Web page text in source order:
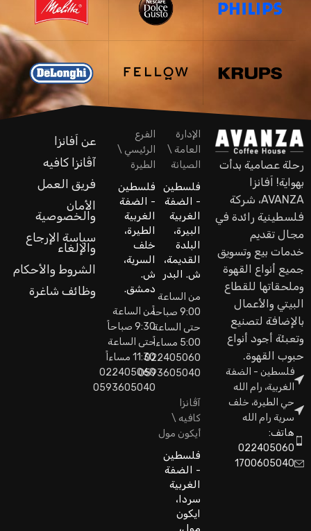
رحلة عصامية بدأت
بهواية! اَفانزا
AVANZA، شركة
فلسطينية رائدة في
مجال تقديم
خدمات بيع وتسويق
جميع أنواع القهوة
وملحقاتها للقطاع
البيتي والأعمال
بالإضافة لتصنيع
وتعبئة أجود أنواع
حبوب القهوة.
فلسطين - الضفة
الغربية، رام الله
حي الطيرة، خلف
سرية رام الله
هاتف:
022405060
1700605040
الإدارة
العامة \
الصيانة
فلسطين
- الضفة
الغربية
البيرة،
البلدة
القديمة،
ش. البدر
من الساعة
9:00 صباحاً
حتى الساعة
5:00 مساءاً
022405060
0593605040
الفرع
الرئيسي \
الطيرة
فلسطين
- الضفة
الغربية
الطيرة،
خلف
السرية،
ش.
دمشق.
من الساعة
9:30 صباحاً
حتى الساعة
11:30 مساءاً
022405060
0593605040
آڤانزا
كافيه \
أيكون مول
فلسطين
- الضفة
الغربية
سردا،
ايكون
مول،
عن اَفانزا
آڤانزا كافيه
فريق العمل
الأمان
والخصوصية
سياسة الإرجاع
والإلغاء
الشروط والأحكام
وظائف شاغرة